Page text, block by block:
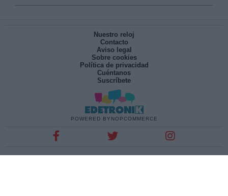
Nuestro reloj
Contacto
Aviso legal
Sobre cookies
Política de privacidad
Cuéntanos
Suscríbete
POWERED BY NOPCOMMERCE